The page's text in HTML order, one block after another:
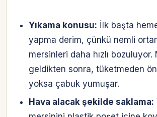
Yıkama konusu: İlk başta
yapma derim, çünkü nemli
mersinleri daha hızlı
geldikten sonra, tüketmeden
yoksa çabuk yumuşar.
Hava alacak şekilde saklama: